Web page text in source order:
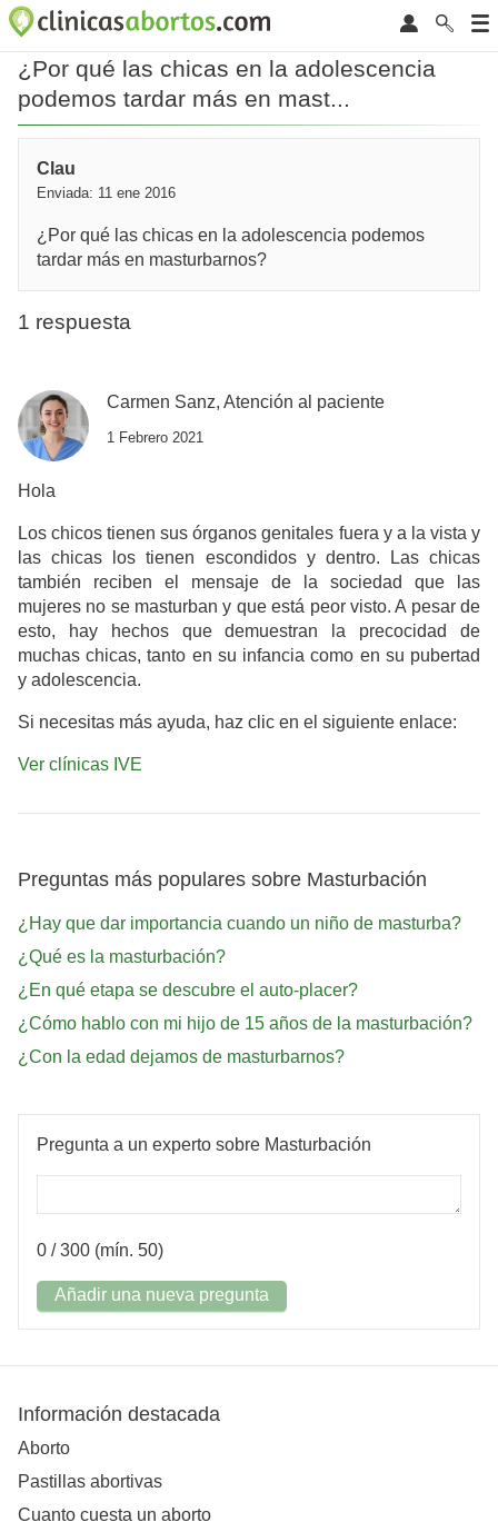
¿Por qué las chicas en la adolescencia
podemos tardar más en mast...
Clau
Enviada: 11 ene 2016
¿Por qué las chicas en la adolescencia podemos
tardar más en masturbarnos?
1 respuesta
Carmen Sanz, Atención al paciente
1 Febrero 2021
Hola
Los chicos tienen sus órganos genitales fuera y a la vista y
las chicas los tienen escondidos y dentro. Las chicas
también reciben el mensaje de la sociedad que las
mujeres no se masturban y que está peor visto. A pesar de
esto, hay hechos que demuestran la precocidad de
muchas chicas, tanto en su infancia como en su pubertad
y adolescencia.
Si necesitas más ayuda, haz clic en el siguiente enlace:
Ver clínicas IVE
Preguntas más populares sobre Masturbación
¿Hay que dar importancia cuando un niño de masturba?
¿Qué es la masturbación?
¿En qué etapa se descubre el auto-placer?
¿Cómo hablo con mi hijo de 15 años de la masturbación?
¿Con la edad dejamos de masturbarnos?
Pregunta a un experto sobre Masturbación
0 / 300 (mín. 50)
Añadir una nueva pregunta
Información destacada
Aborto
Pastillas abortivas
Cuanto cuesta un aborto